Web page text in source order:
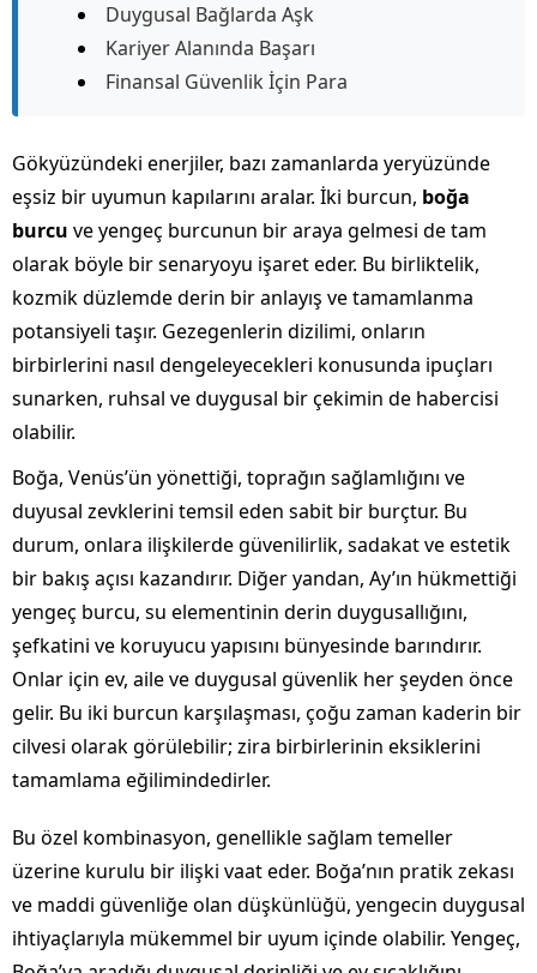
Duygusal Bağlarda Aşk
Kariyer Alanında Başarı
Finansal Güvenlik İçin Para
Gökyüzündeki enerjiler, bazı zamanlarda yeryüzünde
eşsiz bir uyumun kapılarını aralar. İki burcun, boğa
burcu ve yengeç burcunun bir araya gelmesi de tam
olarak böyle bir senaryoyu işaret eder. Bu birliktelik,
kozmik düzlemde derin bir anlayış ve tamamlanma
potansiyeli taşır. Gezegenlerin dizilimi, onların
birbirlerini nasıl dengeleyecekleri konusunda ipuçları
sunarken, ruhsal ve duygusal bir çekimin de habercisi
olabilir.
Boğa, Venüs’ün yönettiği, toprağın sağlamlığını ve
duyusal zevklerini temsil eden sabit bir burçtur. Bu
durum, onlara ilişkilerde güvenilirlik, sadakat ve estetik
bir bakış açısı kazandırır. Diğer yandan, Ay’ın hükmettiği
yengeç burcu, su elementinin derin duygusallığını,
şefkatini ve koruyucu yapısını bünyesinde barındırır.
Onlar için ev, aile ve duygusal güvenlik her şeyden önce
gelir. Bu iki burcun karşılaşması, çoğu zaman kaderin bir
cilvesi olarak görülebilir; zira birbirlerinin eksiklerini
tamamlama eğilimindedirler.
Bu özel kombinasyon, genellikle sağlam temeller
üzerine kurulu bir ilişki vaat eder. Boğa’nın pratik zekası
ve maddi güvenliğe olan düşkünlüğü, yengecin duygusal
ihtiyaçlarıyla mükemmel bir uyum içinde olabilir. Yengeç,